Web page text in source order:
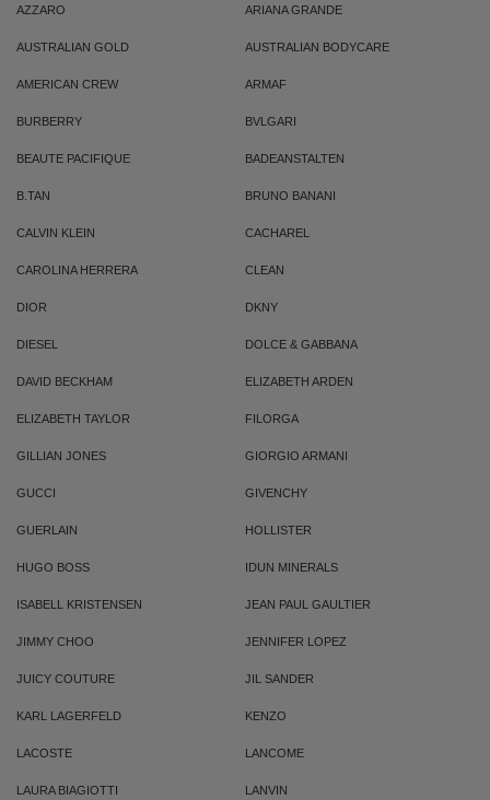
AZZARO ARIANA GRANDE
AUSTRALIAN GOLD AUSTRALIAN BODYCARE
AMERICAN CREW ARMAF
BURBERRY BVLGARI
BEAUTE PACIFIQUE BADEANSTALTEN
B.TAN BRUNO BANANI
CALVIN KLEIN CACHAREL
CAROLINA HERRERA CLEAN
DIOR DKNY
DIESEL DOLCE & GABBANA
DAVID BECKHAM ELIZABETH ARDEN
ELIZABETH TAYLOR FILORGA
GILLIAN JONES GIORGIO ARMANI
GUCCI GIVENCHY
GUERLAIN HOLLISTER
HUGO BOSS IDUN MINERALS
ISABELL KRISTENSEN JEAN PAUL GAULTIER
JIMMY CHOO JENNIFER LOPEZ
JUICY COUTURE JIL SANDER
KARL LAGERFELD KENZO
LACOSTE LANCOME
LAURA BIAGIOTTI LANVIN